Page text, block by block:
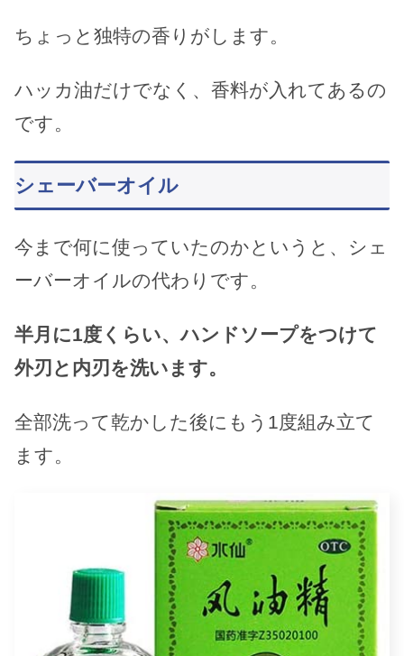
ちょっと独特の香りがします。
ハッカ油だけでなく、香料が入れてあるの
です。
シェーバーオイル
今まで何に使っていたのかというと、シェ
ーバーオイルの代わりです。
半月に1度くらい、ハンドソープをつけて
外刃と内刃を洗います。
全部洗って乾かした後にもう1度組み立て
ます。